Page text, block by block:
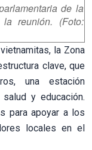
de la
reunión. (Foto:
la Zona
clave, que
una estación
y educación.
para apoyar a los
locales en el